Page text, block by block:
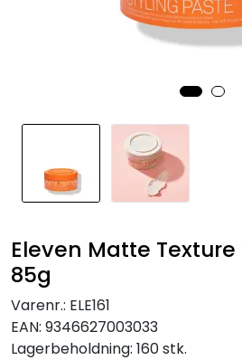
Eleven Matte
85g
Varenr.: ELE161
EAN: 9346627003033
Lagerbeholdning: 160 stk.